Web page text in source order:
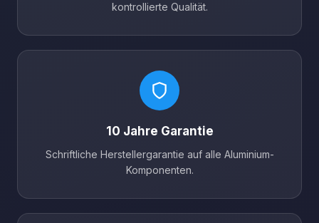
kontrollierte Qualität.
10 Jahre Garantie
Schriftliche Herstellergarantie auf alle Aluminium-
Komponenten.